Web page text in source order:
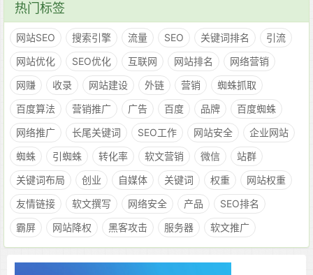
热门标签
网站SEO 搜索引擎 流量 SEO 关键词排名
引流
网站优化
SEO优化 互联网 网站排名
网络营销
网赚
收录 网站建设 外链 营销
蜘蛛抓取
百度算法
营销推广 广告 百度 品牌
百度蜘蛛
网络推广
长尾关键词 SEO工作 网站安全
企业网站
蜘蛛
引蜘蛛 转化率 软文营销 微信
站群
关键词布局
创业 自媒体 关键词 权重
网站权重
友情链接
软文撰写 网络安全 产品
SEO排名
霸屏
网站降权 黑客攻击 服务器 软文推广